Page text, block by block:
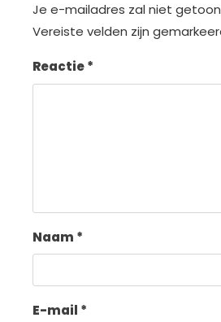
Je e-mailadres zal niet
Vereiste velden zijn
Reactie*
Naam *
E-mail *